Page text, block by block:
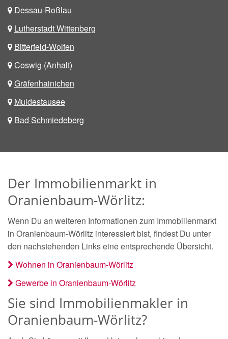
Dessau-Roßlau
Lutherstadt Wittenberg
Bitterfeld-Wolfen
Coswig (Anhalt)
Gräfenhainichen
Muldestausee
Bad Schmiedeberg
Der Immobilienmarkt in
Oranienbaum-Wörlitz:
Wenn Du an weiteren Informationen zum Immobilienmarkt
in Oranienbaum-Wörlitz interessiert bist, findest Du unter
den nachstehenden Links eine entsprechende Übersicht.
Wohnen in Oranienbaum-Wörlitz
Gewerbe in Oranienbaum-Wörlitz
Sie sind Immobilienmakler in
Oranienbaum-Wörlitz?